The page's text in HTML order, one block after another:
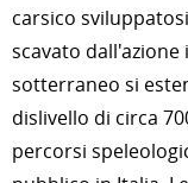
carsico
scavato dall'azione
sotterraneo si
dislivello di circa
percorsi